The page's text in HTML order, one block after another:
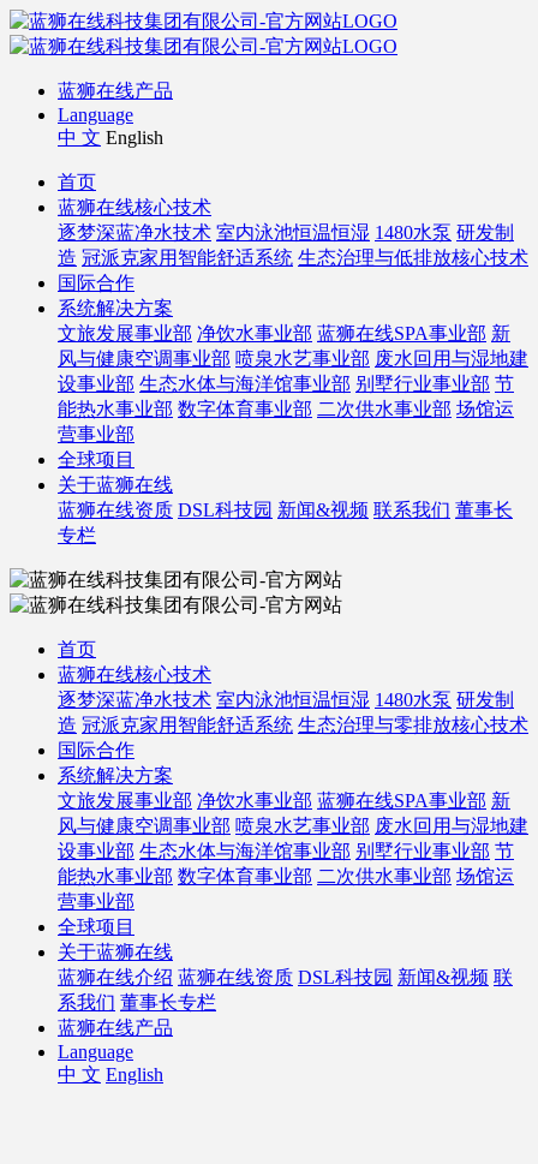
蓝狮在线产品
Language
中 文 English
首页
蓝狮在线核心技术
逐梦深蓝净水技术 室内泳池恒温恒湿 1480水泵 研发制
造 冠派克家用智能舒适系统 生态治理与低排放核心技术
国际合作
系统解决方案
文旅发展事业部 净饮水事业部 蓝狮在线SPA事业部 新
风与健康空调事业部 喷泉水艺事业部 废水回用与湿地建
设事业部 生态水体与海洋馆事业部 别墅行业事业部 节
能热水事业部 数字体育事业部 二次供水事业部 场馆运
营事业部
全球项目
关于蓝狮在线
蓝狮在线资质 DSL科技园 新闻&视频 联系我们 董事长
专栏
首页
蓝狮在线核心技术
逐梦深蓝净水技术 室内泳池恒温恒湿 1480水泵 研发制
造 冠派克家用智能舒适系统 生态治理与零排放核心技术
国际合作
系统解决方案
文旅发展事业部 净饮水事业部 蓝狮在线SPA事业部 新
风与健康空调事业部 喷泉水艺事业部 废水回用与湿地建
设事业部 生态水体与海洋馆事业部 别墅行业事业部 节
能热水事业部 数字体育事业部 二次供水事业部 场馆运
营事业部
全球项目
关于蓝狮在线
蓝狮在线介绍 蓝狮在线资质 DSL科技园 新闻&视频 联
系我们 董事长专栏
蓝狮在线产品
Language
中 文 English